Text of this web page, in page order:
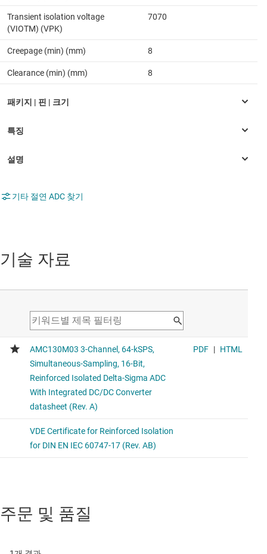
Transient isolation voltage
(VIOTM) (VPK)
7070
Creepage (min) (mm) 8
Clearance (min) (mm) 8
기타 절연 ADC 찾기
기술 자료
주문 및 품질